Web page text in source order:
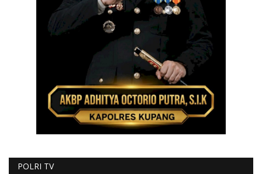
POLRI TV